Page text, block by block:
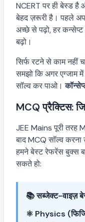
NCERT पर ही बेस्ड है
बेहद ज़रूरी है। पहले
अच्छे से पढ़ो, हर
बढ़ो।
सिर्फ रटने से काम नहीं
समझो कि अगर एग्जाम
सॉल्व कर पाओ।
MCQ प्रैक्टिस:
JEE Mains पूरी तरह
बाद MCQ सॉल्व
हमने बेस्ट रेफरेंस बुक्स
सकते हो:
📚 सब्जेक्ट-वाइज़
⚛️ Physics